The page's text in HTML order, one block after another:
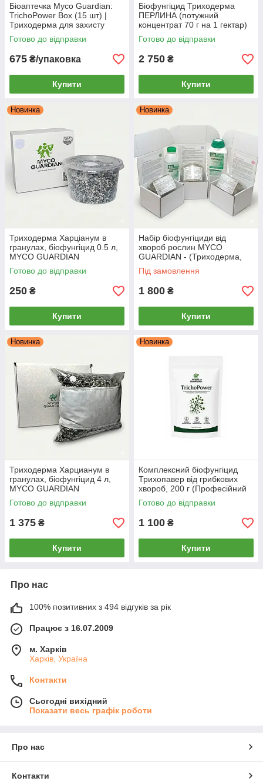
Біоаптечка Myco Guardian:
TrichoPower Box (15 шт) |
Триходерма для захисту
рослин від грибкових хвороб |
1 фл = 1 обробка на 10 л
Готово до відправки
675 ₴/упаковка
Купити
Біофунгіцид Триходерма
ПЕРЛИНА (потужний
концентрат 70 г на 1 гектар)
– MYCO GUARDIAN,
укорінювач та стимулятор
Готово до відправки
2 750 ₴
Купити
Новинка
Триходерма Харціанум в
гранулах, біофунгіцид 0.5 л,
MYCO GUARDIAN
Готово до відправки
250 ₴
Купити
Новинка
Набір біофунгіциди від
хвороб рослин MYCO
GUARDIAN - (Триходерма,
Бактерія, Прилипач)
Під замовлення
1 800 ₴
Купити
Новинка
Триходерма Харцианум в
гранулах, біофунгіцид 4 л,
MYCO GUARDIAN
Готово до відправки
1 375 ₴
Купити
Новинка
Комплексний біофунгіцид
Трихопавер від грибкових
хвороб, 200 г (Професійний
запас)
Готово до відправки
1 100 ₴
Купити
Про нас
100% позитивних з 494 відгуків за рік
Працює з 16.07.2009
м. Харків
Харків, Україна
Контакти
Сьогодні вихідний
Показати весь графік роботи
Про нас
Контакти